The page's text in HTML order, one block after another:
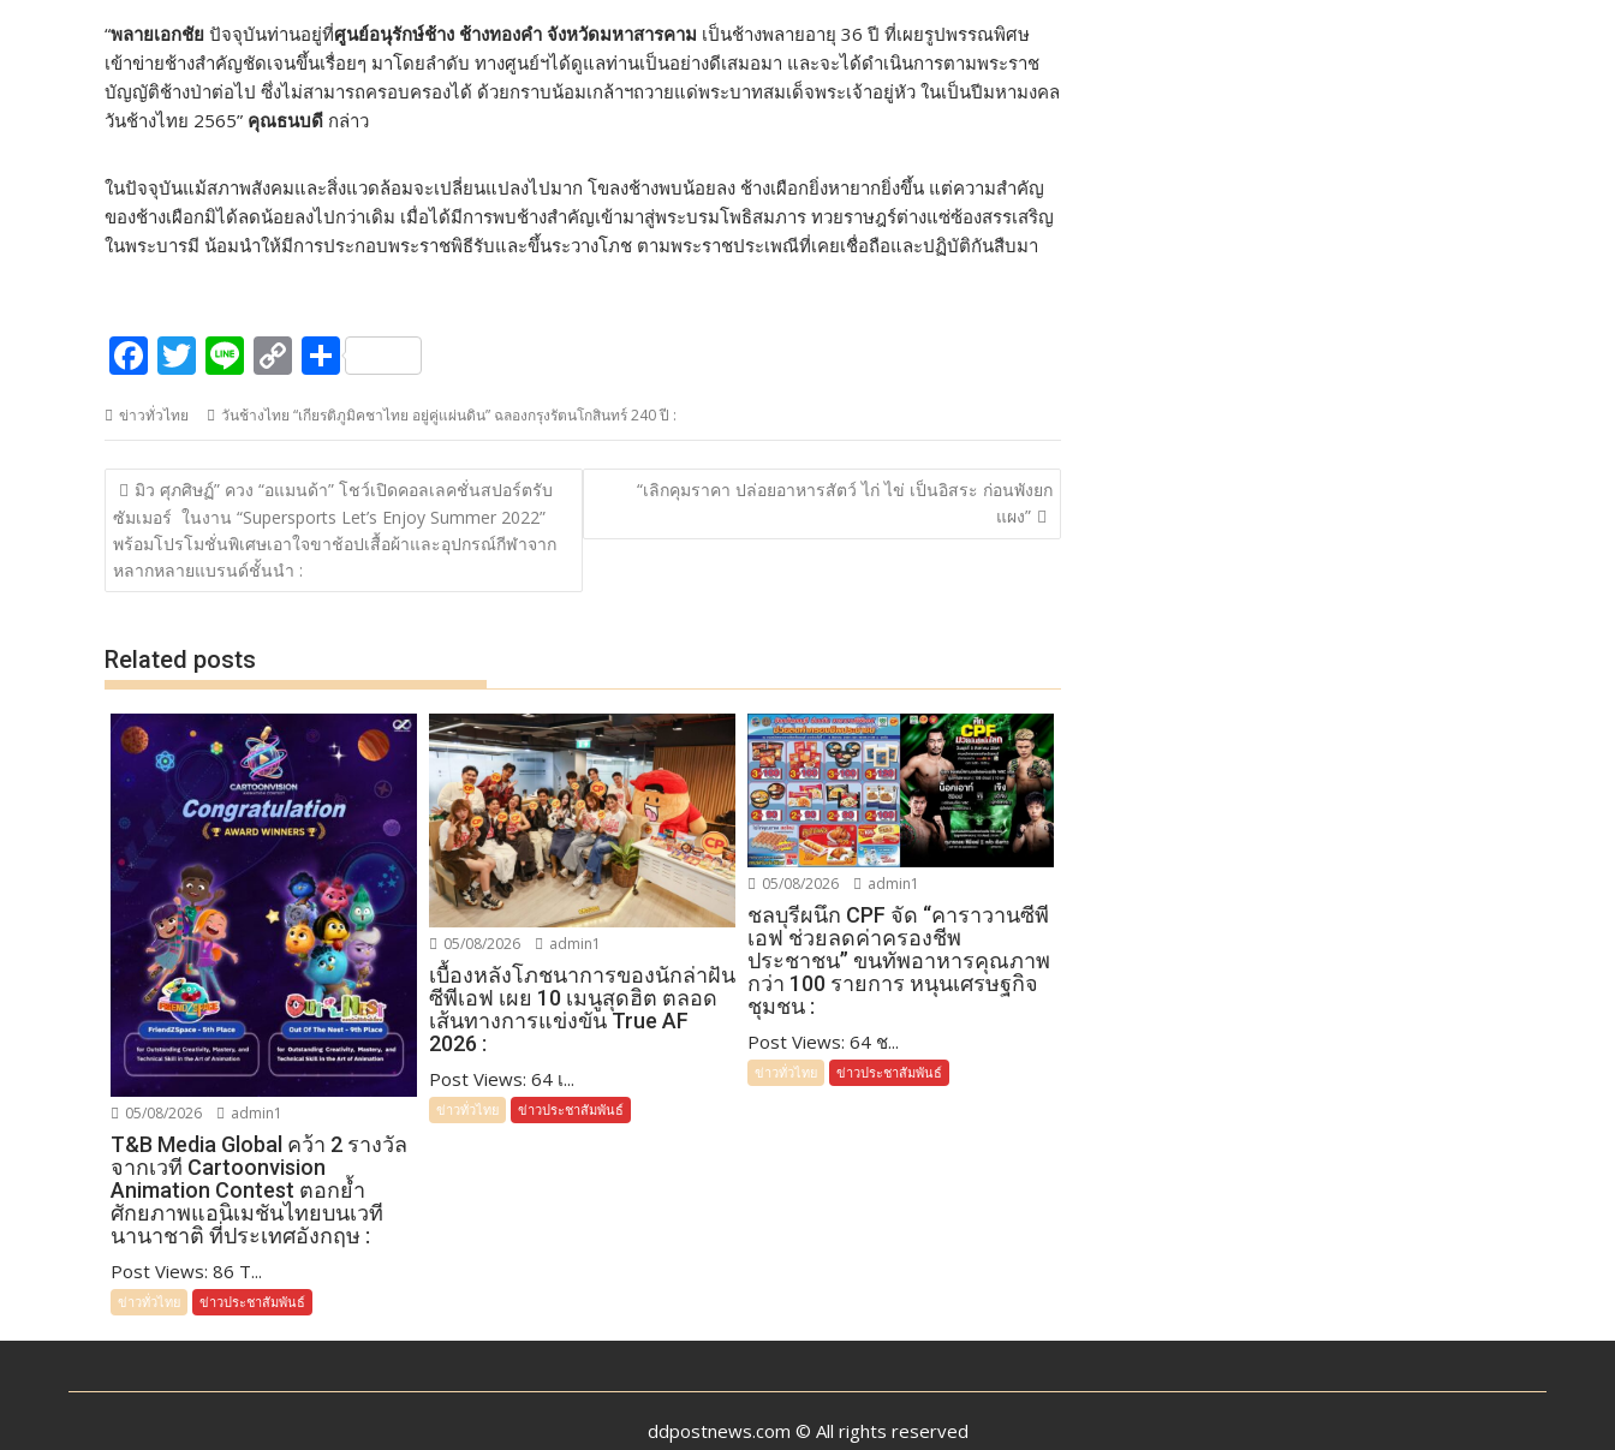
“พลายเอกชัย ปัจจุบันท่านอยู่ที่ศูนย์อนุรักษ์ช้าง ช้างทองคำ จังหวัดมหาสารคาม เป็นช้างพลายอายุ 36 ปี ที่เผยรูปพรรณพิศษ
เข้าข่ายช้างสำคัญชัดเจนขึ้นเรื่อยๆ มาโดยลำดับ ทางศูนย์ฯได้ดูแลท่านเป็นอย่างดีเสมอมา และจะได้ดำเนินการตามพระราช
บัญญัติช้างป่าต่อไป ซึ่งไม่สามารถครอบครองได้ ด้วยกราบน้อมเกล้าฯถวายแด่พระบาทสมเด็จพระเจ้าอยู่หัว ในเป็นปีมหามงคล
วันช้างไทย 2565” คุณธนบดี กล่าว
ในปัจจุบันแม้สภาพสังคมและสิ่งแวดล้อมจะเปลี่ยนแปลงไปมาก โขลงช้างพบน้อยลง ช้างเผือกยิ่งหายากยิ่งขึ้น แต่ความสำคัญ
ของช้างเผือกมิได้ลดน้อยลงไปกว่าเดิม เมื่อได้มีการพบช้างสำคัญเข้ามาสู่พระบรมโพธิสมภาร ทวยราษฎร์ต่างแซ่ซ้องสรรเสริญ
ในพระบารมี น้อมนำให้มีการประกอบพระราชพิธีรับและขึ้นระวางโภช ตามพระราชประเพณีที่เคยเชื่อถือและปฏิบัติกันสืบมา
F
ac
e
b
o
o
k
T
itt
er
Li
n
e
C
o
p
y
Li
n
k
S
ar
e
ข่าวทั่วไทย วันช้างไทย “เกียรติภูมิคชาไทย อยู่คู่แผ่นดิน” ฉลองกรุงรัตนโกสินทร์ 240 ปี :
แนะแนว
เรื่อง
มิว ศุภศิษฏ์” ควง “อแมนด้า” โชว์เปิดคอลเลคชั่นสปอร์ตรับ
ซัมเมอร์ ในงาน “Supersports Let’s Enjoy Summer 2022”
พร้อมโปรโมชั่นพิเศษเอาใจขาช้อปเสื้อผ้าและอุปกรณ์กีฬาจาก
หลากหลายแบรนด์ชั้นนำ :
“เลิกคุมราคา ปล่อยอาหารสัตว์ ไก่ ไข่ เป็นอิสระ ก่อนพังยก
แผง”
Related posts
05/08/2026 admin1
T&B Media Global คว้า 2 รางวัล
จากเวที Cartoonvision
Animation Contest ตอกย้ำ
ศักยภาพแอนิเมชันไทยบนเวที
นานาชาติ ที่ประเทศอังกฤษ :
Post Views: 86 T...
ข่าวทั่วไทย ข่าวประชาสัมพันธ์
05/08/2026 admin1
เบื้องหลังโภชนาการของนักล่าฝัน
ซีพีเอฟ เผย 10 เมนูสุดฮิต ตลอด
เส้นทางการแข่งขัน True AF
2026 :
Post Views: 64 เ...
ข่าวทั่วไทย ข่าวประชาสัมพันธ์
05/08/2026 admin1
ชลบุรีผนึก CPF จัด “คาราวานซีพี
เอฟ ช่วยลดค่าครองชีพ
ประชาชน” ขนทัพอาหารคุณภาพ
กว่า 100 รายการ หนุนเศรษฐกิจ
ชุมชน :
Post Views: 64 ช...
ข่าวทั่วไทย ข่าวประชาสัมพันธ์
ddpostnews.com © All rights reserved